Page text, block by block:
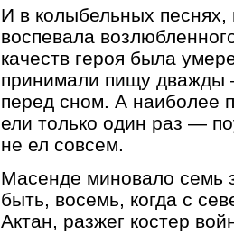
И в колыбельных
воспевала
качеств героя была
принимали пищу дважды
перед сном. А наиболее
ели только один раз —
не ел совсем.
Масенде миновало семь
быть, восемь, когда с
Актан, разжег костер